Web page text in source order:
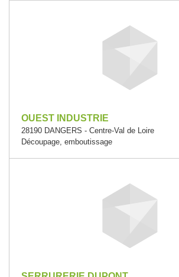
OUEST INDUSTRIE
28190 DANGERS - Centre-Val de Loire
Découpage, emboutissage